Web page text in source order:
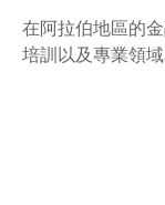
在阿拉伯地區的
培訓以及專業領域